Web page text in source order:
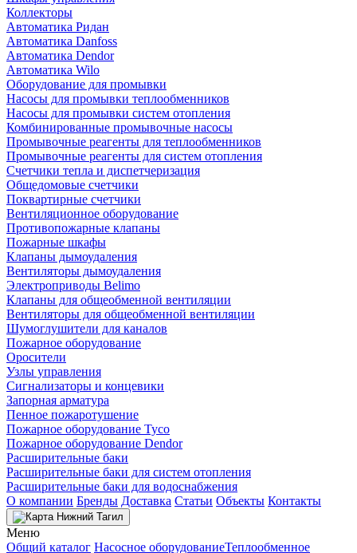
Коллекторы
Автоматика Ридан
Автоматика Danfoss
Автоматика Dendor
Автоматика Wilo
Оборудование для промывки
Насосы для промывки теплообменников
Насосы для промывки систем отопления
Комбинированные промывочные насосы
Промывочные реагенты для теплообменников
Промывочные реагенты для систем отопления
Счетчики тепла и диспетчеризация
Общедомовые счетчики
Поквартирные счетчики
Вентиляционное оборудование
Противопожарные клапаны
Пожарные шкафы
Клапаны дымоудаления
Вентиляторы дымоудаления
Электроприводы Belimo
Клапаны для общеобменной вентиляции
Вентиляторы для общеобменной вентиляции
Шумоглушители для каналов
Пожарное оборудование
Оросители
Узлы управления
Сигнализаторы и концевики
Запорная арматура
Пенное пожаротушение
Пожарное оборудование Tyco
Пожарное оборудование Dendor
Расширительные баки
Расширительные баки для систем отопления
Расширительные баки для водоснабжения
О компании Бренды Доставка Статьи Объекты Контакты
Нижний Тагил
Меню
Общий каталог Насосное оборудованиеТеплообменное